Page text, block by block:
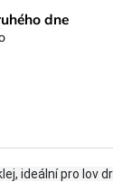
dne
ideální pro lov